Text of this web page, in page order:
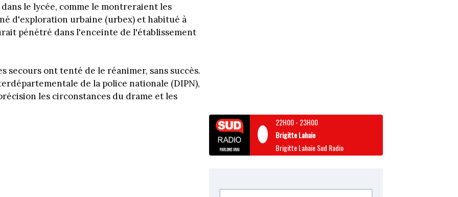
le lycée, comme le montreraient les
d'exploration urbaine (urbex) et habitué à
pénétré dans l'enceinte de l'établissement
secours ont tenté de le réanimer, sans succès.
de la police nationale (DIPN),
les circonstances du drame et les
22H00- 23H00
Brigitte Lahaie
Brigitte Lahaie Sud Radio